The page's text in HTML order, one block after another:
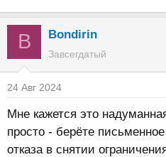
B Bondirin
Завсегдатый
24 Авг 2024
Мне кажется это
просто - берёте
отказа в снятии